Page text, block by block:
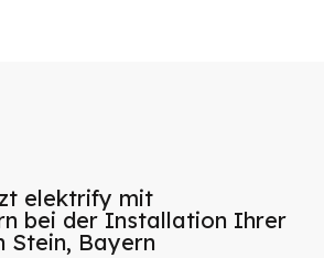
elektrify mit
bei der Installation Ihrer
Stein, Bayern